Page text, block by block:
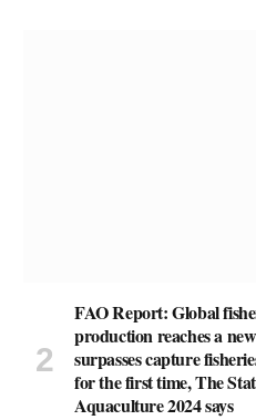
FAO Report: Global
production reaches a
surpasses capture
for the first time, The
Aquaculture 2024 says